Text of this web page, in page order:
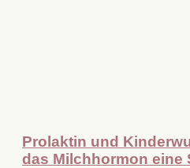
Prolaktin und
das Milchhormon eine